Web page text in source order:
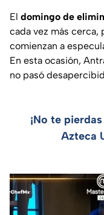
El domingo de
cada vez más
comienzan a
En esta ocasión,
no pasó
¡No te
Azteca